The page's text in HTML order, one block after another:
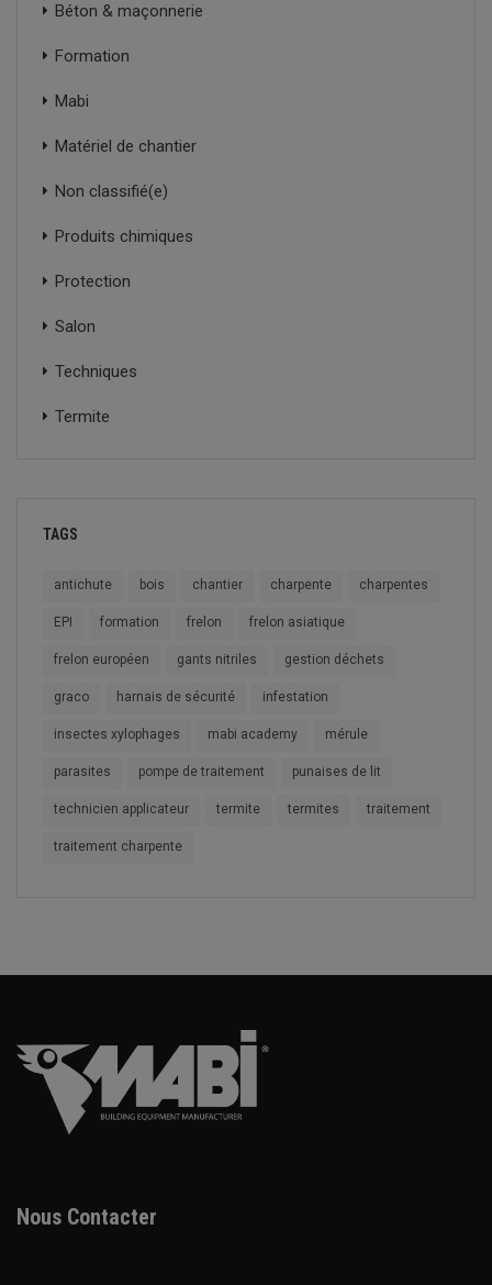
Béton & maçonnerie
Formation
Mabi
Matériel de chantier
Non classifié(e)
Produits chimiques
Protection
Salon
Techniques
Termite
TAGS
antichute bois chantier charpente charpentes
EPI formation frelon frelon asiatique
frelon européen gants nitriles gestion déchets
graco harnais de sécurité infestation
insectes xylophages mabi academy mérule
parasites pompe de traitement punaises de lit
technicien applicateur termite termites traitement
traitement charpente
Nous Contacter